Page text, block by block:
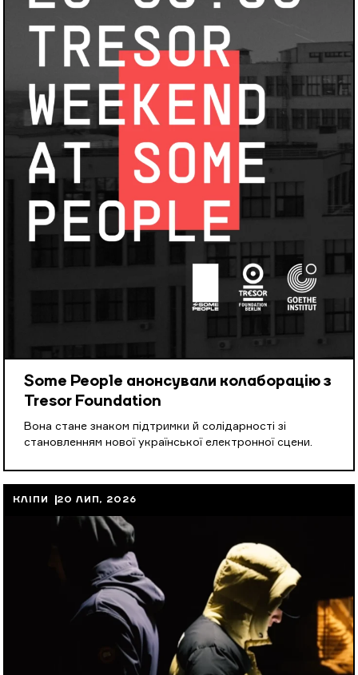
Some People анонсували колаборацію з
Tresor Foundation
Вона стане знаком підтримки й солідарності зі
становленням нової української електронної сцени.
КЛІПИ 20 ЛИП, 2026